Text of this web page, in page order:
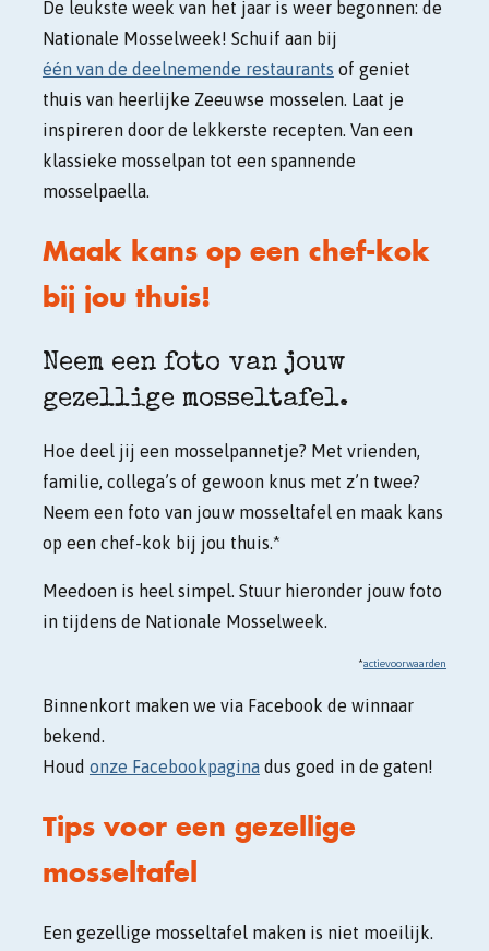
De leukste week van het jaar is weer begonnen: de
Nationale Mosselweek! Schuif aan bij
één van de deelnemende restaurants of geniet
thuis van heerlijke Zeeuwse mosselen. Laat je
inspireren door de lekkerste recepten. Van een
klassieke mosselpan tot een spannende
mosselpaella.
Maak kans op een chef-kok
bij jou thuis!
Neem een foto van jouw
gezellige mosseltafel.
Hoe deel jij een mosselpannetje? Met vrienden,
familie, collega’s of gewoon knus met z’n twee?
Neem een foto van jouw mosseltafel en maak kans
op een chef-kok bij jou thuis.*
Meedoen is heel simpel. Stuur hieronder jouw foto
in tijdens de Nationale Mosselweek.
*actievoorwaarden
Binnenkort maken we via Facebook de winnaar
bekend.
Houd onze Facebookpaginadus goed in de gaten!
Tips voor een gezellige
mosseltafel
Een gezellige mosseltafel maken is niet moeilijk.